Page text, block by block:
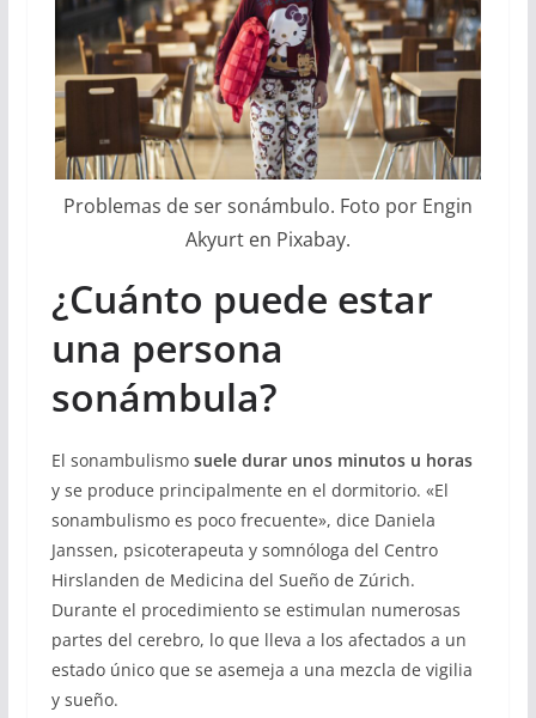
Problemas de ser sonámbulo. Foto por Engin
Akyurt en Pixabay.
¿Cuánto puede estar
una persona
sonámbula?
El sonambulismosuele durar unos minutos u horas
y se produce principalmente en el dormitorio. «El
sonambulismo es poco frecuente», dice Daniela
Janssen, psicoterapeuta y somnóloga del Centro
Hirslanden de Medicina del Sueño de Zúrich.
Durante el procedimiento se estimulan numerosas
partes del cerebro, lo que lleva a los afectados a un
estado único que se asemeja a una mezcla de vigilia
y sueño.